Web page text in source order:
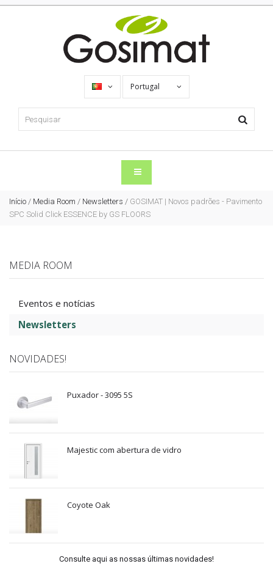
Portugal
Início / Media Room / Newsletters / GOSIMAT | Novos padrões - Pavimento
SPC Solid Click ESSENCE by GS FLOORS
MEDIA ROOM
Eventos e notícias
Newsletters
NOVIDADES!
Puxador - 3095 5S
Majestic com abertura de vidro
Coyote Oak
Consulte aqui as nossas últimas novidades!